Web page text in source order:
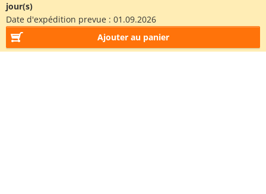
jour(s)
Date d'expédition prevue : 01.09.2026
Ajouter au panier